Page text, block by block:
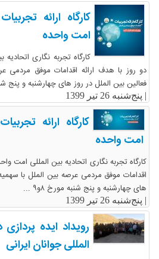
کارگاه ارائه
امت واحده
کارگاه تجربه نگاری
دو روز با هدف ارائه اقدامات موفق مردمی
فعالین بین الملل در روز های چهارشنبه و پنج شنبه
| پنج‌شنبه 26 تیر 1399
کارگاه ارائه
امت واحده
کارگاه تجربه نگاری اتحادیه بین المللی امت
اقدامات موفق مردمی عرصه بین الملل با
های چهارشنبه و پنج شنبه مورخ ۸و۹ ...
| پنج‌شنبه 26 تیر 1399
رویداد ایده
المللی جوانان ایرانی